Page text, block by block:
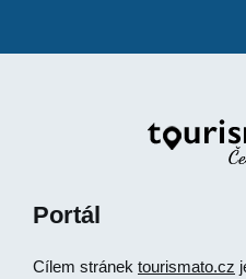
Portál
Cílem stránek tourismato.cz